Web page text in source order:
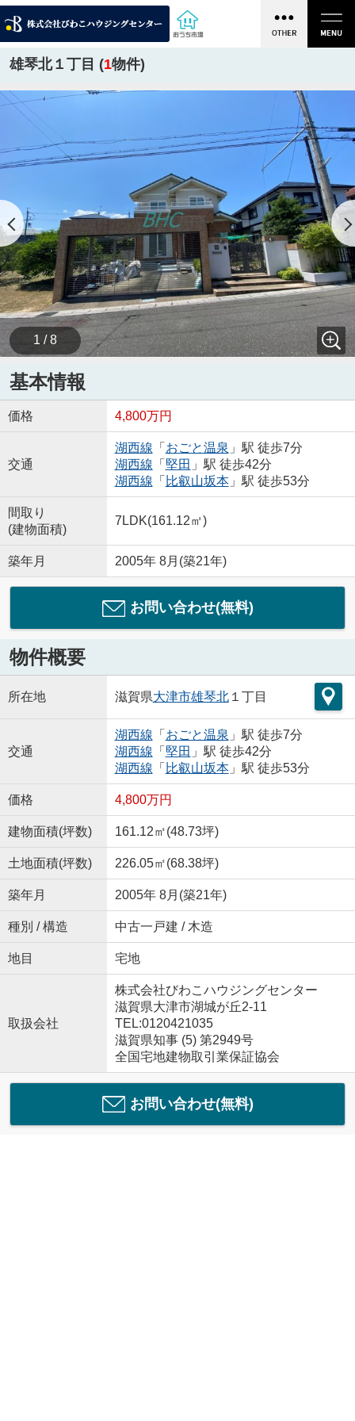
雄琴北１丁目 (1物件)
1 / 8
基本情報
価格 4,800万円
交通
湖西線 「 おごと温泉 」駅 徒歩7分
湖西線 「 堅田 」駅 徒歩42分
湖西線 「 比叡山坂本」駅 徒歩53分
間取り
(建物面積)
7LDK(161.12㎡)
築年月 2005年 8月(築21年)
お問い合わせ(無料)
物件概要
所在地 滋賀県大津市雄琴北１丁目
交通
湖西線 「 おごと温泉 」駅 徒歩7分
湖西線 「 堅田 」駅 徒歩42分
湖西線 「 比叡山坂本」駅 徒歩53分
価格 4,800万円
建物面積(坪数) 161.12㎡(48.73坪)
土地面積(坪数) 226.05㎡(68.38坪)
築年月 2005年 8月(築21年)
種別 / 構造 中古一戸建 / 木造
地目 宅地
取扱会社
株式会社びわこハウジングセンター
滋賀県大津市湖城が丘2-11
TEL:0120421035
滋賀県知事 (5) 第2949号
全国宅地建物取引業保証協会
お問い合わせ(無料)